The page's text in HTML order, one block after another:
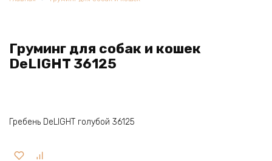
Груминг для собак и кошек
DeLIGHT 36125
Гребень DeLIGHT голубой 36125